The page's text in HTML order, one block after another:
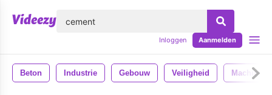
Inloggen Aanmelden
Beton Industrie Gebouw Veiligheid Machine